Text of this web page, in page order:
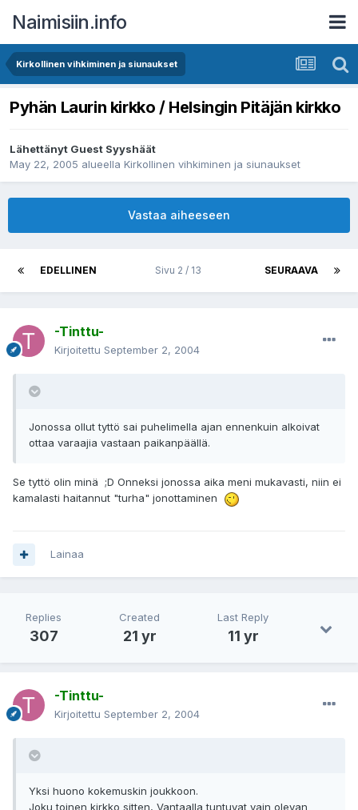
Naimisiin.info
Kirkollinen vihkiminen ja siunaukset
Pyhän Laurin kirkko / Helsingin Pitäjän kirkko
Lähettänyt Guest Syyshäät
May 22, 2005 alueella Kirkollinen vihkiminen ja siunaukset
Vastaa aiheeseen
EDELLINEN SEURAAVA
Sivu 2 / 13
-Tinttu-
Kirjoitettu September 2, 2004
Jonossa ollut tyttö sai puhelimella ajan ennenkuin alkoivat
ottaa varaajia vastaan paikanpäällä.
Se tyttö olin minä ;D Onneksi jonossa aika meni mukavasti, niin ei
kamalasti haitannut "turha" jonottaminen
Lainaa
Replies
307
Created
21 yr
Last Reply
11 yr
-Tinttu-
Kirjoitettu September 2, 2004
Yksi huono kokemuskin joukkoon.
Joku toinen kirkko sitten, Vantaalla tuntuvat vain olevan